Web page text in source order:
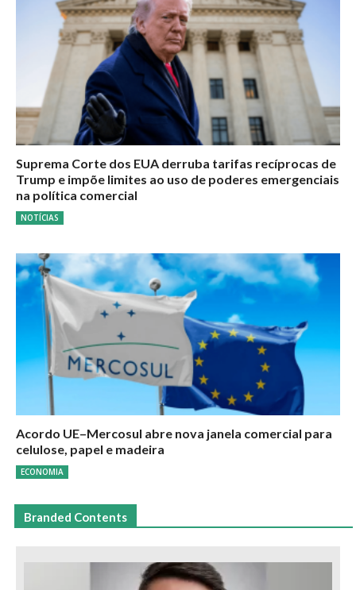
Suprema Corte dos EUA derruba tarifas recíprocas de
Trump e impõe limites ao uso de poderes emergenciais
na política comercial
NOTÍCIAS
Acordo UE–Mercosul abre nova janela comercial para
celulose, papel e madeira
ECONOMIA
Branded Contents